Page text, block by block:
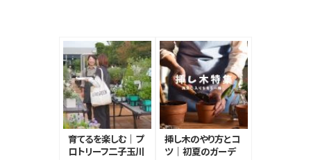
育てるを楽しむ｜プ
ロトリーフ二子玉川
挿し木のやり方とコ
ツ｜初夏のガーデ